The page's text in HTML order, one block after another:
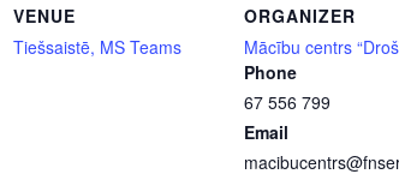
VENUE
Tiešsaistē, MS Teams
ORGANIZER
Mācību centrs
Phone
67 556 799
Email